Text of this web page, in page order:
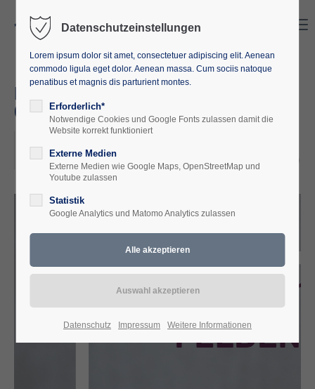
FELDENKRAIS - METHODE
08.11. - 10.11.2024
ORT: EUROPÄISCHE AKADEMIE M-V, WAREN (MÜRITZ)
Datenschutzeinstellungen
Lorem ipsum dolor sit amet, consectetuer adipiscing elit. Aenean
commodo ligula eget dolor. Aenean massa. Cum sociis natoque
penatibus et magnis dis parturient montes.
Erforderlich*
Notwendige Cookies und Google Fonts zulassen damit die
Website korrekt funktioniert
Externe Medien
Externe Medien wie Google Maps, OpenStreetMap und
Youtube zulassen
Statistik
Google Analytics und Matomo Analytics zulassen
Datenschutz Impressum Weitere Informationen